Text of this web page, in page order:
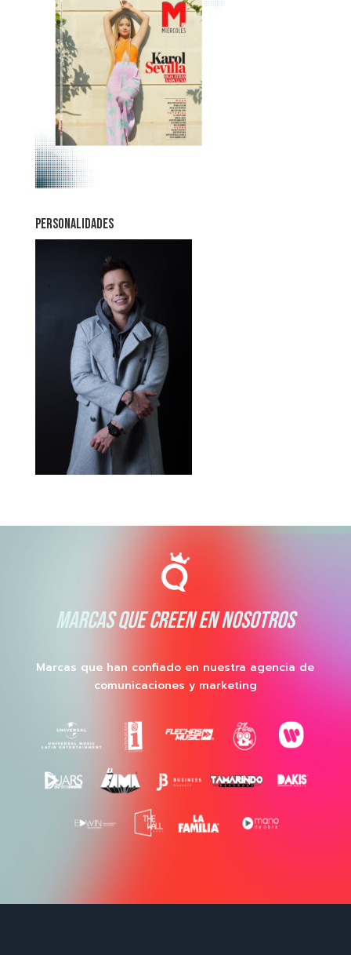
PERSONALIDADES
MARCAS QUE CREEN EN NOSOTROS
Marcas que han confiado en nuestra agencia de
comunicaciones y marketing